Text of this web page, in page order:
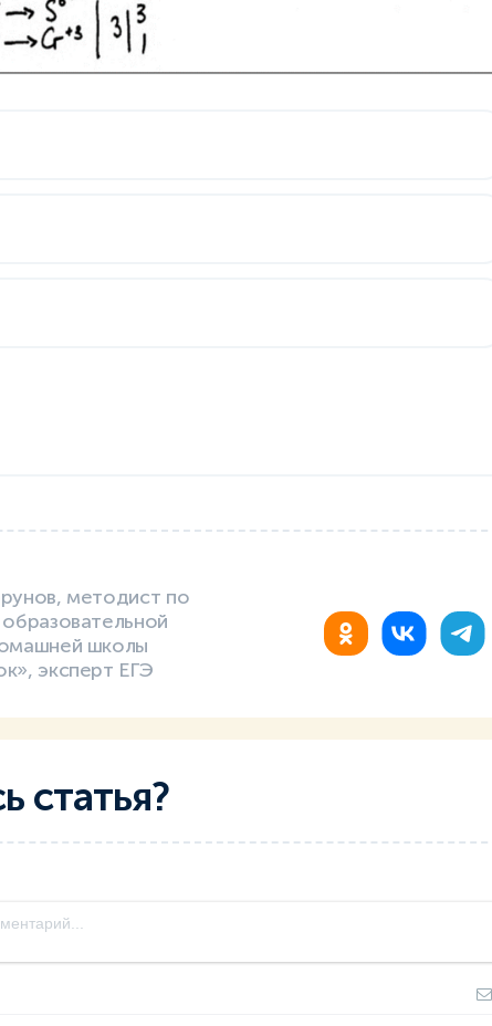
методист по
школы
эксперт ЕГЭ
статья?